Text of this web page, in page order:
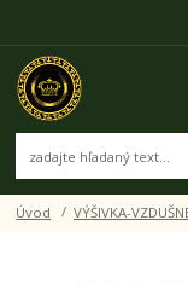
Úvod VÝŠIVKA-